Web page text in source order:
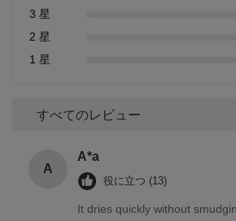
3 星
2 星
1 星
すべてのレビュー
A
A*a
役に立つ (13)
It dries quickly without